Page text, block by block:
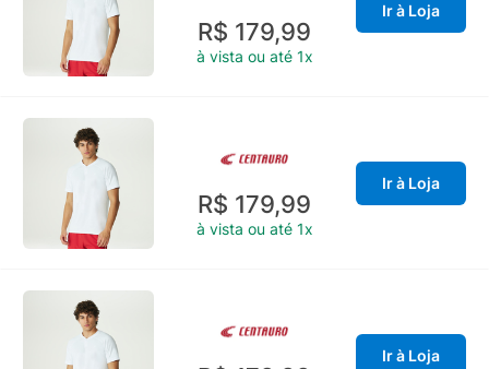
R$ 179,99
à vista ou até 1x
Ir à Loja
R$ 179,99
à vista ou até 1x
Ir à Loja
Ir à Loja